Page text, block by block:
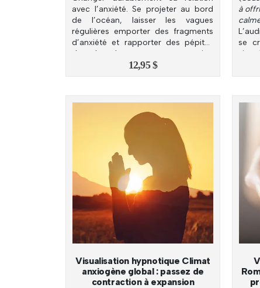
avec l’anxiété. Se projeter au bord
de l’océan, laisser les vagues
régulières emporter des fragments
d’anxiété et rapporter des pépites
de calme. Instaurer cette sensation
12,95$
à
se
Visualisation hypnotique Climat
anxiogène global : passez de
contraction à expansion